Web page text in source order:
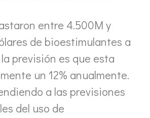
entre 4.500M y
de bioestimulantes a
previsión es que esta
un 12% anualmente.
a las previsiones
del uso de